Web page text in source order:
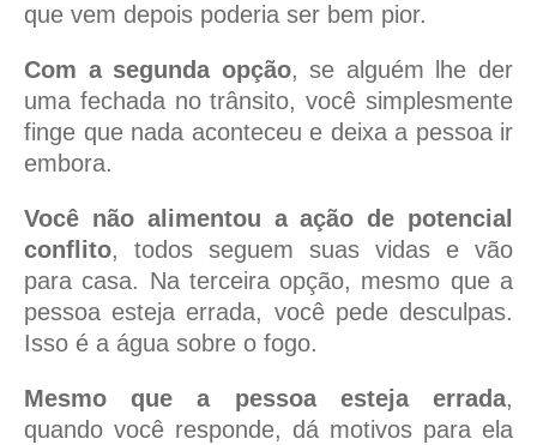
que vem depois poderia ser bem pior.
Com a segunda opção, se alguém lhe der
uma fechada no trânsito, você simplesmente
finge que nada aconteceu e deixa a pessoa ir
embora.
Você não alimentou a ação de potencial
conflito, todos seguem suas vidas e vão
para casa. Na terceira opção, mesmo que a
pessoa esteja errada, você pede desculpas.
Isso é a água sobre o fogo.
Mesmo que a pessoa esteja errada,
quando você responde, dá motivos para ela